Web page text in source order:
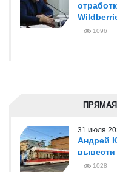
1096
31 июля
Андрей
вывести
1028